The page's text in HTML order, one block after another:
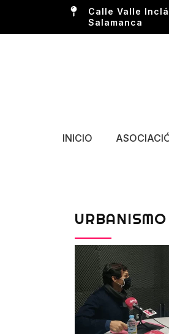
Calle Valle
Salamanca
INICIO